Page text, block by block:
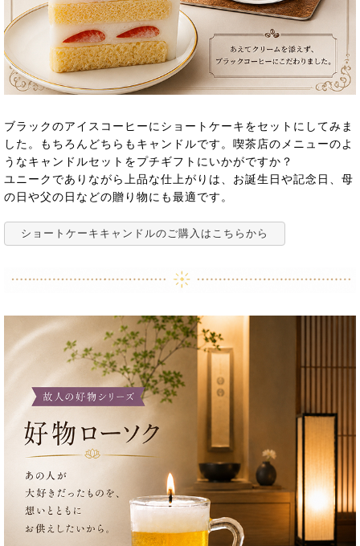
ブラックのアイスコーヒーにショートケーキをセットにしてみま
した。もちろんどちらもキャンドルです。喫茶店のメニューのよ
うなキャンドルセットをプチギフトにいかがですか？
ユニークでありながら上品な仕上がりは、お誕生日や記念日、母
の日や父の日などの贈り物にも最適です。
ショートケーキキャンドルのご購入はこちらから